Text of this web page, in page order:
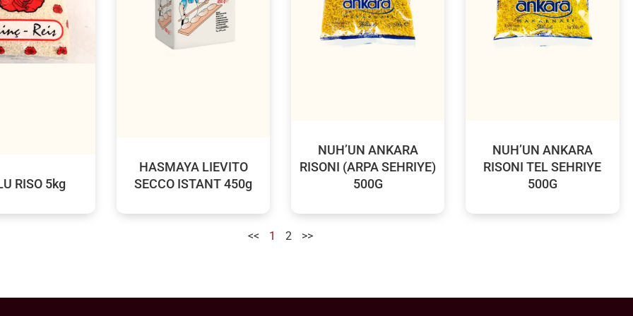
RISO 5kg
HASMAYA LIEVITO
SECCO ISTANT 450g
NUH’UN ANKARA
RISONI (ARPA SEHRIYE)
500G
NUH’UN ANKARA
RISONI TEL SEHRIYE
500G
<< 1 2 >>